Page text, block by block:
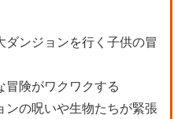
ンジョンを行く子供の冒
冒険がワクワクする
ンの呪いや生物たちが緊張